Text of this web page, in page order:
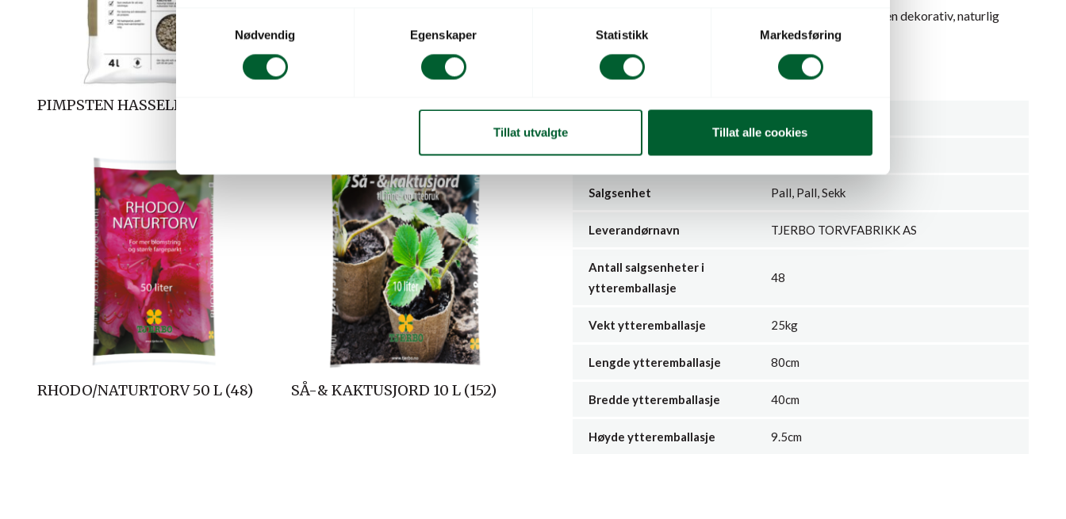
S
a
m
k
v
a
l
g
Nødvendig Egenskaper Statistikk Markedsføring
Tillat utvalgte Tillat alle cookies
PIMPSTEN HASSELFORS 4L PLUGGTORV 80 L (36)
RHODO/NATURTORV 50 L (48) SÅ-& KAKTUSJORD 10 L (152)
Utlagt i bed og rabatter beskytter barken prydplanter på en dekorativ, naturlig
måte og hemmer ugresset i å vokse fram.
Pyntebark er et rent naturprodukt.
Bruksområde Hage, Produksjon
Salgsenhet Pall, Pall, Sekk
Leverandørnavn TJERBO TORVFABRIKK AS
Antall salgsenheter i
ytteremballasje
48
Vekt ytteremballasje 25kg
Lengde ytteremballasje 80cm
Bredde ytteremballasje 40cm
Høyde ytteremballasje 9.5cm